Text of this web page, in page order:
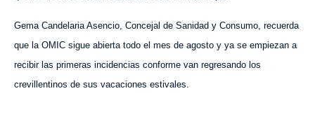
Gema Candelaria Asencio, Concejal de Sanidad y Consumo, recuerda
que la OMIC sigue abierta todo el mes de agosto y ya se empiezan a
recibir las primeras incidencias conforme van regresando los
crevillentinos de sus vacaciones estivales.